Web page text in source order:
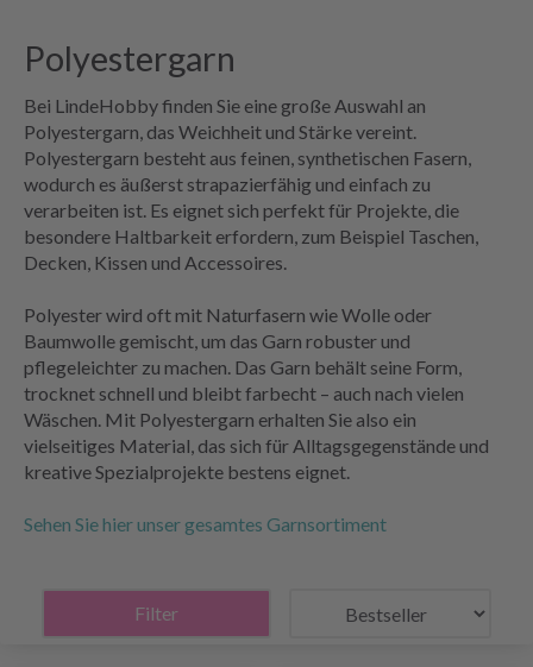
Polyestergarn
Bei LindeHobby finden Sie eine große Auswahl an
Polyestergarn, das Weichheit und Stärke vereint.
Polyestergarn besteht aus feinen, synthetischen Fasern,
wodurch es äußerst strapazierfähig und einfach zu
verarbeiten ist. Es eignet sich perfekt für Projekte, die
besondere Haltbarkeit erfordern, zum Beispiel Taschen,
Decken, Kissen und Accessoires.
Polyester wird oft mit Naturfasern wie Wolle oder
Baumwolle gemischt, um das Garn robuster und
pflegeleichter zu machen. Das Garn behält seine Form,
trocknet schnell und bleibt farbecht – auch nach vielen
Wäschen. Mit Polyestergarn erhalten Sie also ein
vielseitiges Material, das sich für Alltagsgegenstände und
kreative Spezialprojekte bestens eignet.
Sehen Sie hier unser gesamtes Garnsortiment
Filter